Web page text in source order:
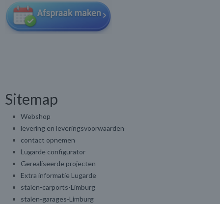
Sitemap
Webshop
levering en leveringsvoorwaarden
contact opnemen
Lugarde configurator
Gerealiseerde projecten
Extra informatie Lugarde
stalen-carports-Limburg
stalen-garages-Limburg